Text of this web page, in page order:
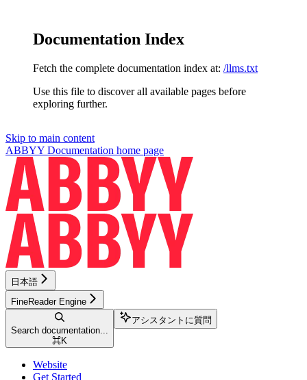
Documentation Index
Fetch the complete documentation index at: /llms.txt
Use this file to discover all available pages before
exploring further.
Skip to main content
ABBYY Documentation home page
日本語
FineReader Engine
Search documentation...
⌘K
アシスタントに質問
Website
Get Started